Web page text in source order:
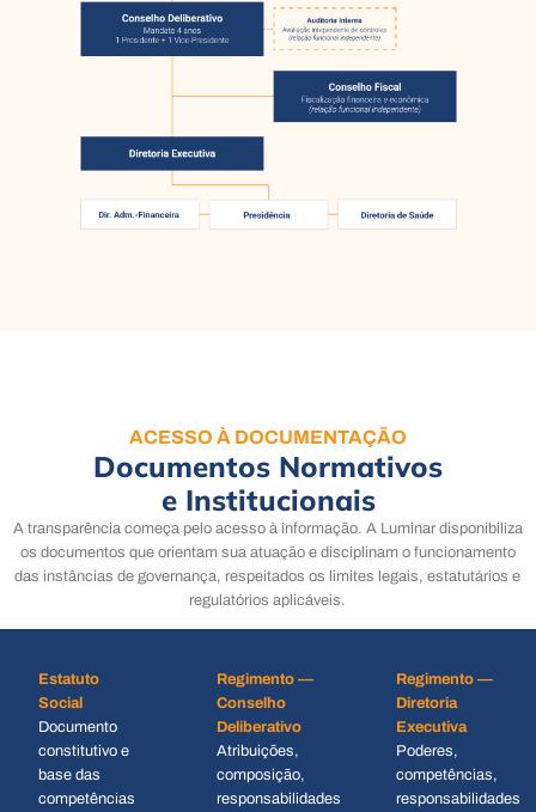
ACESSO À DOCUMENTAÇÃO
Documentos Normativos
e Institucionais
A transparência começa pelo acesso à informação. A Luminar disponibiliza
os documentos que orientam sua atuação e disciplinam o funcionamento
das instâncias de governança, respeitados os limites legais, estatutários e
regulatórios aplicáveis.
Estatuto
Social
Documento
constitutivo e
base das
competências
Regimento —
Conselho
Deliberativo
Atribuições,
composição,
responsabilidades
Regimento —
Diretoria
Executiva
Poderes,
competências,
responsabilidades